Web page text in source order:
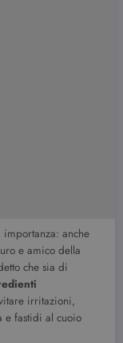
anche
e amico della
che sia di
irritazioni,
e fastidi al cuoio